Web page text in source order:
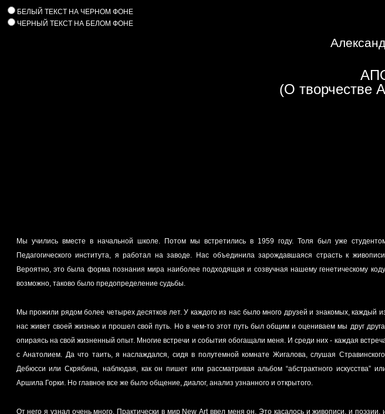
БЕЛЫЙ ТЕКСТ НА ЧЕРНОМ ФОНЕ
ЧЕРНЫЙ ТЕКСТ НА БЕЛОМ ФОНЕ
(О творчестве
Мы учились вместе в начальной школе. Потом мы встретились в 1959 году. Толя был уже
Педагогического института, я работал на заводе. Нас объединила зарождавшаяся страсть к
Вероятно, это была форма познания мира наиболее подходящая и созвучная нашему генетическому
возможно, таково было предопределение судьбы.
Мы прожили рядом более четырех десятков лет. У каждого из нас было много друзей и знакомых, каждый
нас живет своей жизнью и прошел свой путь. Но в чем-то этот путь был общим и оцениваем мы друг
опираясь на свой жизненный опыт. Многие встречи и события обогащали меня. И среди них - каждая
с Анатолием. Да что таить, я наслаждался, сидя в полутемной комнате Жигалова, слушая
Дебюсси или Скрябина, наблюдая, как он пишет или рассматривая альбом “абстрактного искусства”
Аршила Горки. Но главное все же было общение, диалог, анализ узнанного и открытого.
От него я узнал очень много. Практически в мир New Art ввел меня он. Это касалось и живописи, и поэзии,